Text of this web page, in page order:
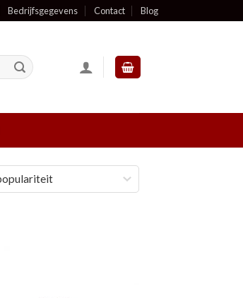
Bedrijfsgegevens Contact Blog